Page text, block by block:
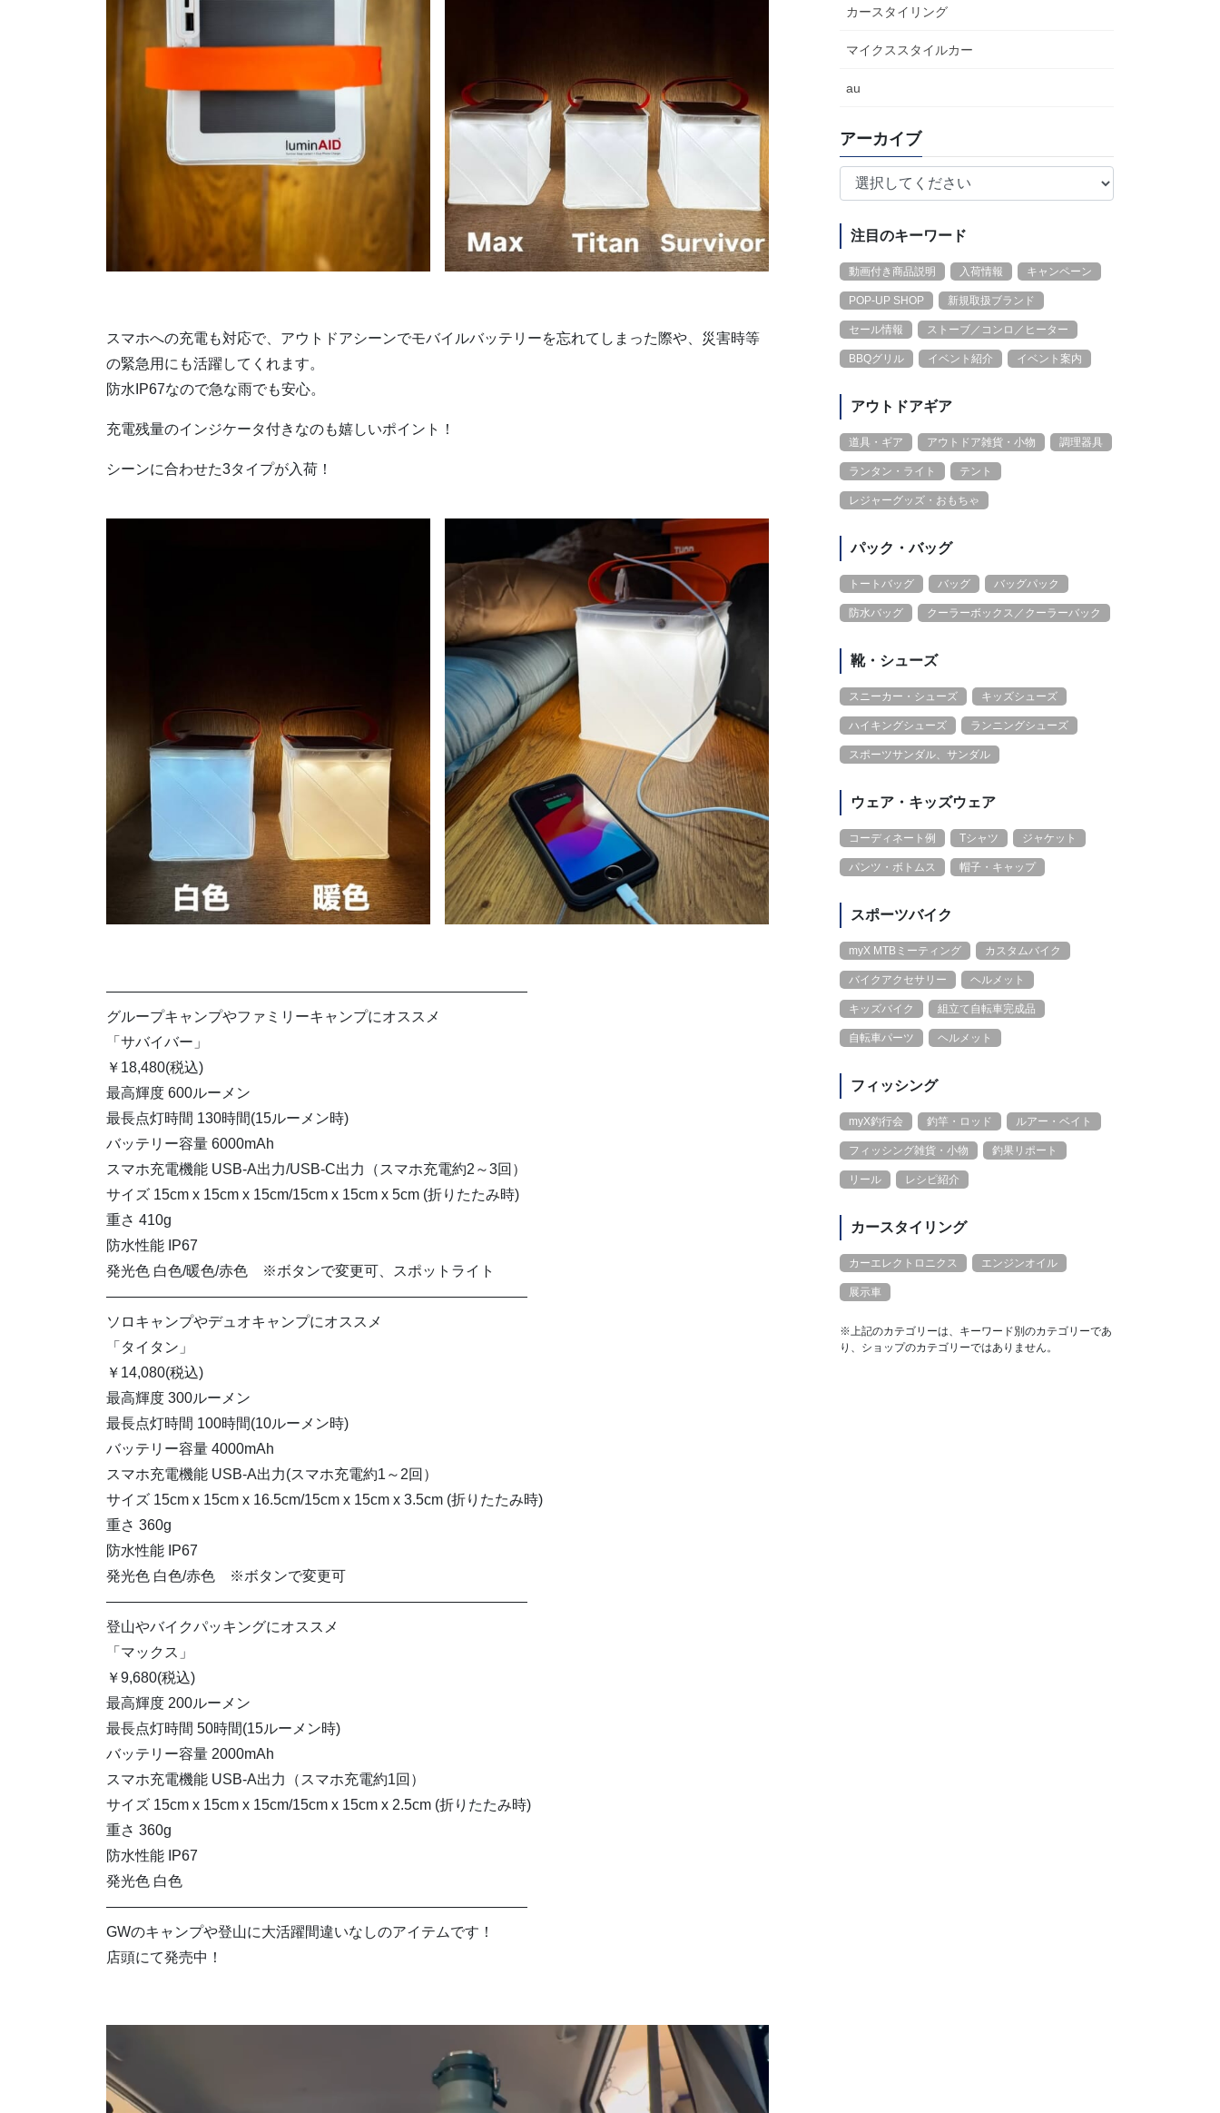
スマホへの充電も対応で、アウトドアシーンでモバイルバッテリーを忘れてしまった際や、災害時等
の緊急用にも活躍してくれます。
防水IP67なので急な雨でも安心。
充電残量のインジケータ付きなのも嬉しいポイント！
シーンに合わせた3タイプが入荷！
—————————————————————————————
グループキャンプやファミリーキャンプにオススメ
「サバイバー」
￥18,480(税込)
最高輝度 600ルーメン
最長点灯時間 130時間(15ルーメン時)
バッテリー容量 6000mAh
スマホ充電機能 USB-A出力/USB-C出力（スマホ充電約2～3回）
サイズ 15cm x 15cm x 15cm/15cm x 15cm x 5cm (折りたたみ時)
重さ 410g
防水性能 IP67
発光色 白色/暖色/赤色 ※ボタンで変更可、スポットライト
—————————————————————————————
ソロキャンプやデュオキャンプにオススメ
「タイタン」
￥14,080(税込)
最高輝度 300ルーメン
最長点灯時間 100時間(10ルーメン時)
バッテリー容量 4000mAh
スマホ充電機能 USB-A出力(スマホ充電約1～2回）
サイズ 15cm x 15cm x 16.5cm/15cm x 15cm x 3.5cm (折りたたみ時)
重さ 360g
防水性能 IP67
発光色 白色/赤色 ※ボタンで変更可
—————————————————————————————
登山やバイクパッキングにオススメ
「マックス」
￥9,680(税込)
最高輝度 200ルーメン
最長点灯時間 50時間(15ルーメン時)
バッテリー容量 2000mAh
スマホ充電機能 USB-A出力（スマホ充電約1回）
サイズ 15cm x 15cm x 15cm/15cm x 15cm x 2.5cm (折りたたみ時)
重さ 360g
防水性能 IP67
発光色 白色
—————————————————————————————
GWのキャンプや登山に大活躍間違いなしのアイテムです！
店頭にて発売中！
画
プ
カースタイリング
マイクススタイルカー
au
アーカイブ
注目のキーワード
動画付き商品説明 入荷情報 キャンペーン
POP-UP SHOP 新規取扱ブランド
セール情報 ストーブ／コンロ／ヒーター
BBQグリル イベント紹介 イベント案内
アウトドアギア
道具・ギア アウトドア雑貨・小物 調理器具
ランタン・ライト テント
レジャーグッズ・おもちゃ
パック・バッグ
トートバッグ バッグ バッグパック
防水バッグ クーラーボックス／クーラーバック
靴・シューズ
スニーカー・シューズ キッズシューズ
ハイキングシューズ ランニングシューズ
スポーツサンダル、サンダル
ウェア・キッズウェア
コーディネート例 Tシャツ ジャケット
パンツ・ボトムス 帽子・キャップ
スポーツバイク
myX MTBミーティング カスタムバイク
バイクアクセサリー ヘルメット
キッズバイク 組立て自転車完成品
自転車パーツ ヘルメット
フィッシング
myX釣行会 釣竿・ロッド ルアー・ベイト
フィッシング雑貨・小物 釣果リポート
リール レシピ紹介
カースタイリング
カーエレクトロニクス エンジンオイル
展示車
※上記のカテゴリーは、キーワード別のカテゴリーであ
り、ショップのカテゴリーではありません。